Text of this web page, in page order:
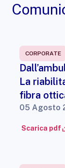
CORPORATE
La
fibra
05 Agosto
Scarica pdf